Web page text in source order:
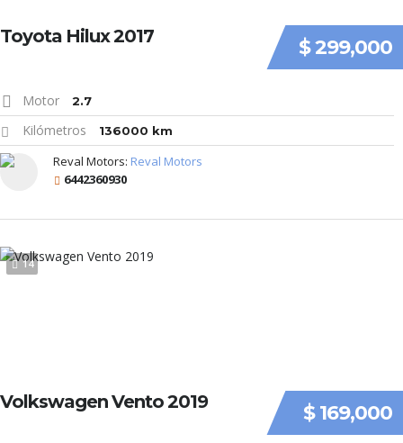
$ 299,000
Toyota Hilux 2017
Motor 2.7
Kilómetros 136000 km
Reval Motors: Reval Motors
6442360930
14
$ 169,000
Volkswagen Vento 2019